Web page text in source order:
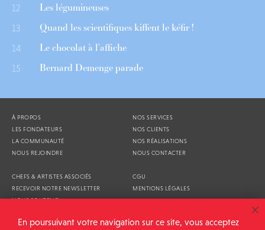
12 Les légumineuses
13 Quand les scientifiques kiffent le kéfir !
14 Le chocolat à l’affiche
15 Bernard Demenge parade
À PROPOS
LES FONDATEURS
LA COMMUNAUTÉ
NOUS REJOINDRE
NOS SERVICES
NOS CLIENTS
NOS RÉALISATIONS
NOUS CONTACTER
CHEFS & ARTISTES ASSOCIÉS
RECEVOIR NOTRE NEWSLETTER
NOUS SOUTENIR
CGU
MENTIONS LÉGALES
En poursuivant votre navigation sur ce site, vous acceptez